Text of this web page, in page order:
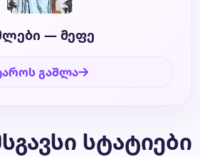
— მეფე
გაშლა
სტატიები